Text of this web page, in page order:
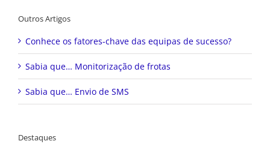
Outros Artigos
Conhece os fatores-chave das equipas de sucesso?
Sabia que… Monitorização de frotas
Sabia que… Envio de SMS
Destaques